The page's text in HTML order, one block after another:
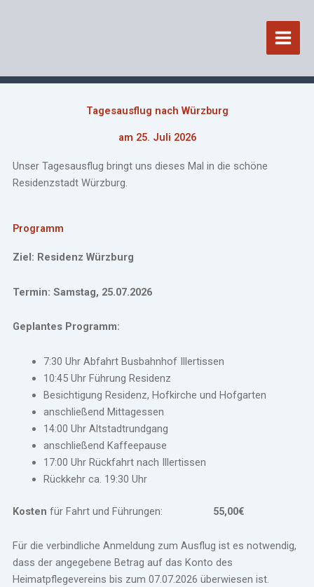
Tagesausflug nach Würzburg
am 25. Juli 2026
Unser Tagesausflug bringt uns dieses Mal in die schöne
Residenzstadt Würzburg.
Programm
Ziel: Residenz Würzburg
Termin: Samstag, 25.07.2026
Geplantes Programm:
7:30 Uhr Abfahrt Busbahnhof Illertissen
10:45 Uhr Führung Residenz
Besichtigung Residenz, Hofkirche und Hofgarten
anschließend Mittagessen
14:00 Uhr Altstadtrundgang
anschließend Kaffeepause
17:00 Uhr Rückfahrt nach Illertissen
Rückkehr ca. 19:30 Uhr
Kosten für Fahrt und Führungen: 55,00€
Für die verbindliche Anmeldung zum Ausflug ist es notwendig,
dass der angegebene Betrag auf das Konto des
Heimatpflegevereins bis zum 07.07.2026 überwiesen ist.